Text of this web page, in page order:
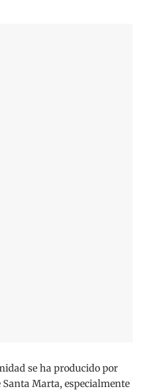
se ha producido por
Marta, especialmente